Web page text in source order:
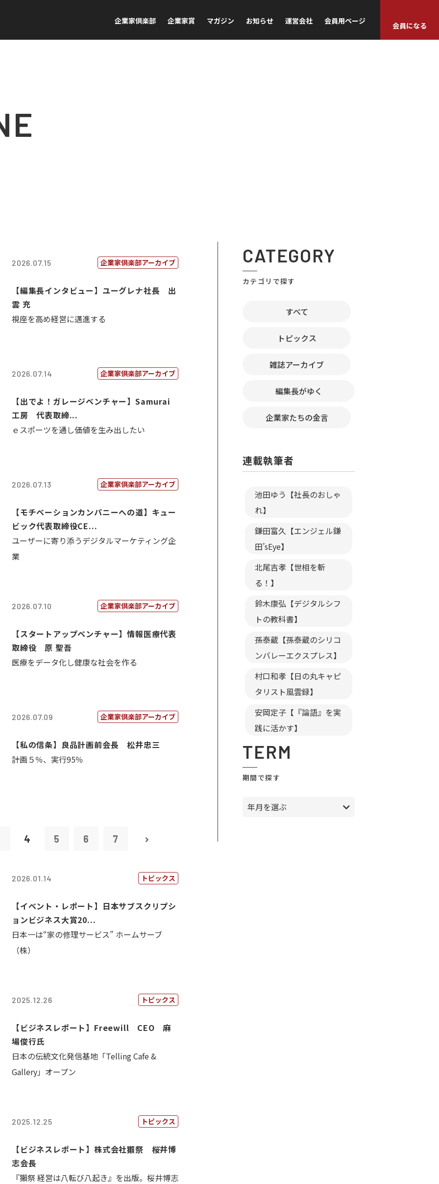
企業家倶楽部 企業家賞 マガジン お知らせ 運営会社 会員用ページ
会員になる
2026.07.15 企業家倶楽部アーカイブ
【編集長インタビュー】ユーグレナ社長 出
雲 充
視座を高め経営に邁進する
2026.07.14 企業家倶楽部アーカイブ
【出でよ！ガレージベンチャー】Samurai
工房 代表取締...
ｅスポーツを通し価値を生み出したい
2026.07.13 企業家倶楽部アーカイブ
【モチベーションカンパニーへの道】キュー
ビック代表取締役CE...
ユーザーに寄り添うデジタルマーケティング企
業
2026.07.10 企業家倶楽部アーカイブ
【スタートアップベンチャー】情報医療代表
取締役 原 聖吾
医療をデータ化し健康な社会を作る
2026.07.09 企業家倶楽部アーカイブ
【私の信条】良品計画前会長 松井忠三
計画５％、実行95％
4 5 6 7
2026.01.14 トピックス
【イベント・レポート】日本サブスクリプシ
ョンビジネス大賞20...
日本一は“家の修理サービス” ホームサーブ
（株）
2025.12.26 トピックス
【ビジネスレポート】Freewill CEO 麻
場俊行氏
日本の伝統文化発信基地「Telling Cafe &
Gallery」オープン
2025.12.25 トピックス
【ビジネスレポート】株式会社獺祭 桜井博
志会長
『獺祭 経営は八転び八起き』を出版。桜井博志
CATEGORY
カテゴリで探す
すべて
トピックス
雑誌アーカイブ
編集長がゆく
企業家たちの金言
連載執筆者
池田ゆう【社長のおしゃ
れ】
鎌田富久【エンジェル鎌
田’sEye】
北尾吉孝【世相を斬
る！】
鈴木康弘【デジタルシフ
トの教科書】
孫泰蔵【孫泰蔵のシリコ
ンバレーエクスプレス】
村口和孝【日の丸キャピ
タリスト風雲録】
安岡定子【『論語』を実
践に活かす】
TERM
期間で探す
年月を選ぶ